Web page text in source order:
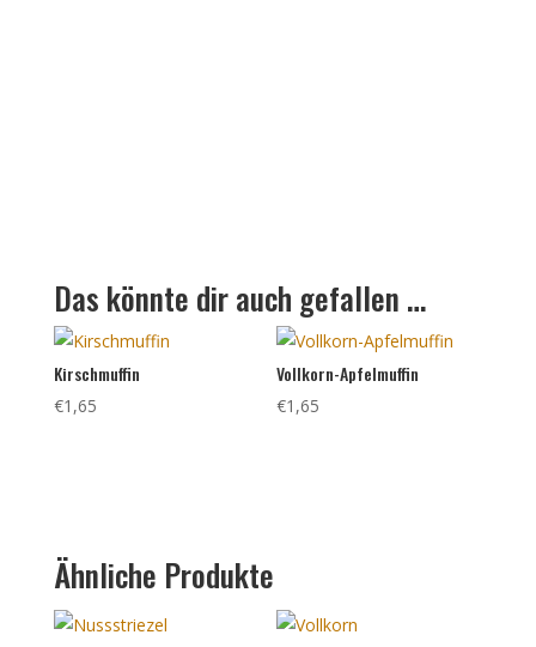
Das könnte dir auch gefallen …
Kirschmuffin
€1,65
Vollkorn-Apfelmuffin
€1,65
Ähnliche Produkte